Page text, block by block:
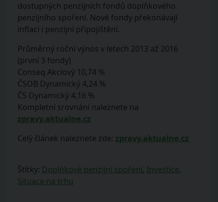
dostupných penzijních fondů doplňkového
penzijního spoření. Nové fondy překonávají
inflaci i penzijní připojištění.
Průměrný roční výnos v letech 2013 až 2016
(první 3 fondy)
Conseq Akciový 10,74 %
ČSOB Dynamický 4,24 %
ČS Dynamický 4,16 %
Kompletní srovnání naleznete na
zpravy.aktualne.cz
Celý článek naleznete zde: zpravy.aktualne.cz
Štítky: Doplňkové penzijní spoření, Investice,
Situace na trhu